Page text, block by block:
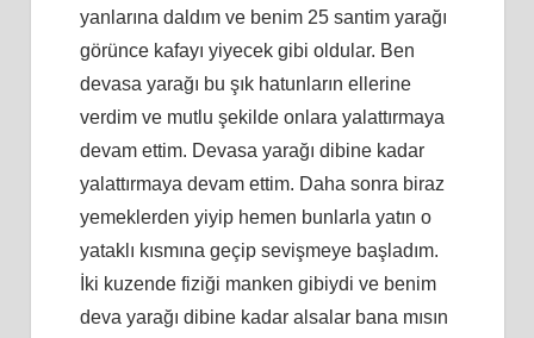
yanlarına daldım ve benim 25 santim yarağı
görünce kafayı yiyecek gibi oldular. Ben
devasa yarağı bu şık hatunların ellerine
verdim ve mutlu şekilde onlara yalattırmaya
devam ettim. Devasa yarağı dibine kadar
yalattırmaya devam ettim. Daha sonra biraz
yemeklerden yiyip hemen bunlarla yatın o
yataklı kısmına geçip sevişmeye başladım.
İki kuzende fiziği manken gibiydi ve benim
deva yarağı dibine kadar alsalar bana mısın